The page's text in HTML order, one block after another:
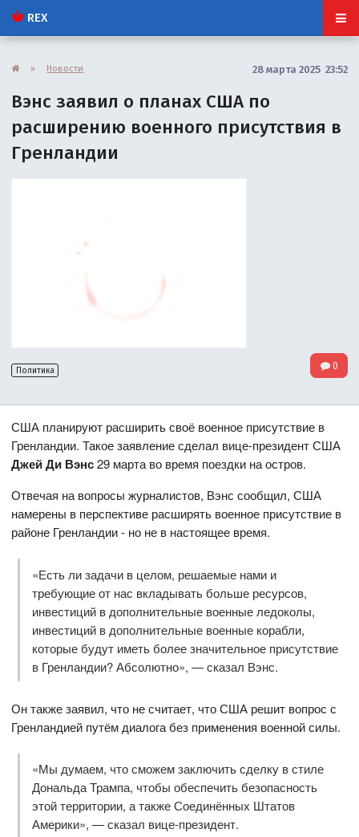
REX
» Новости 28 марта 2025 23:52
Вэнс заявил о планах США по
расширению военного присутствия в
Гренландии
Политика 0
США планируют расширить своё военное присутствие в
Гренландии. Такое заявление сделал вице-президент США
Джей Ди Вэнс29 марта во время поездки на остров.
Отвечая на вопросы журналистов, Вэнс сообщил, США
намерены в перспективе расширять военное присутствие в
районе Гренландии - но не в настоящее время.
«Есть ли задачи в целом, решаемые нами и
требующие от нас вкладывать больше ресурсов,
инвестиций в дополнительные военные ледоколы,
инвестиций в дополнительные военные корабли,
которые будут иметь более значительное присутствие
в Гренландии? Абсолютно», — сказал Вэнс.
Он также заявил, что не считает, что США решит вопрос с
Гренландией путём диалога без применения военной силы.
«Мы думаем, что сможем заключить сделку в стиле
Дональда Трампа, чтобы обеспечить безопасность
этой территории, а также Соединённых Штатов
Америки», — сказал вице-президент.